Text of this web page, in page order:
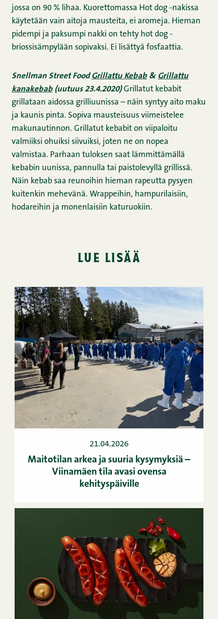
jossa on 90 % lihaa. Kuorettomassa Hot dog -nakissa
käytetään vain aitoja mausteita, ei aromeja. Hieman
pidempi ja paksumpi nakki on tehty hot dog -
briossisämpylään sopivaksi. Ei lisättyä fosfaattia.
Snellman Street FoodGrillattu Kebab& Grillattu
kanakebab(uutuus 23.4.2020)Grillatut kebabit
grillataan aidossa grilliuunissa – näin syntyy aito maku
ja kaunis pinta. Sopiva mausteisuus viimeistelee
makunautinnon. Grillatut kebabit on viipaloitu
valmiiksi ohuiksi siivuiksi, joten ne on nopea
valmistaa. Parhaan tuloksen saat lämmittämällä
kebabin uunissa, pannulla tai paistolevyllä grillissä.
Näin kebab saa reunoihin hieman rapeutta pysyen
kuitenkin mehevänä. Wrappeihin, hampurilaisiin,
hodareihin ja monenlaisiin katuruokiin.
lue lisää
21.04.2026
Maitotilan arkea ja suuria kysymyksiä –
Viinamäen tila avasi ovensa
kehityspäiville